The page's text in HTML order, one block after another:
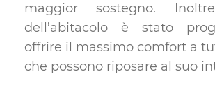
maggior sostegno.
dell’abitacolo è stato
offrire il massimo comfort a
che possono riposare al suo